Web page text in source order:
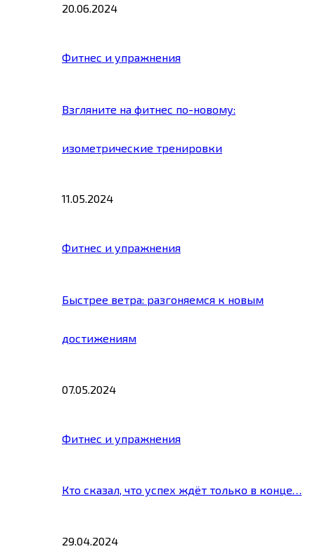
20.06.2024
Фитнес и упражнения
Взгляните на фитнес по-новому:
изометрические тренировки
11.05.2024
Фитнес и упражнения
Быстрее ветра: разгоняемся к новым
достижениям
07.05.2024
Фитнес и упражнения
Кто сказал, что успех ждёт только в конце…
29.04.2024